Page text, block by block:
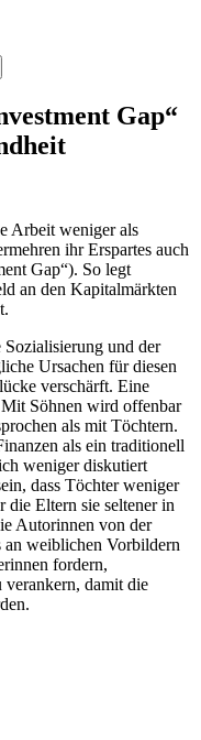
Gap“
Arbeit weniger als
ihr Erspartes auch
Gap“). So legt
an den Kapitalmärkten
und der
Ursachen für diesen
verschärft. Eine
Söhnen wird offenbar
als mit Töchtern.
als ein traditionell
weniger diskutiert
dass Töchter weniger
die Eltern sie seltener in
Autorinnen von der
weiblichen Vorbildern
fordern,
damit die